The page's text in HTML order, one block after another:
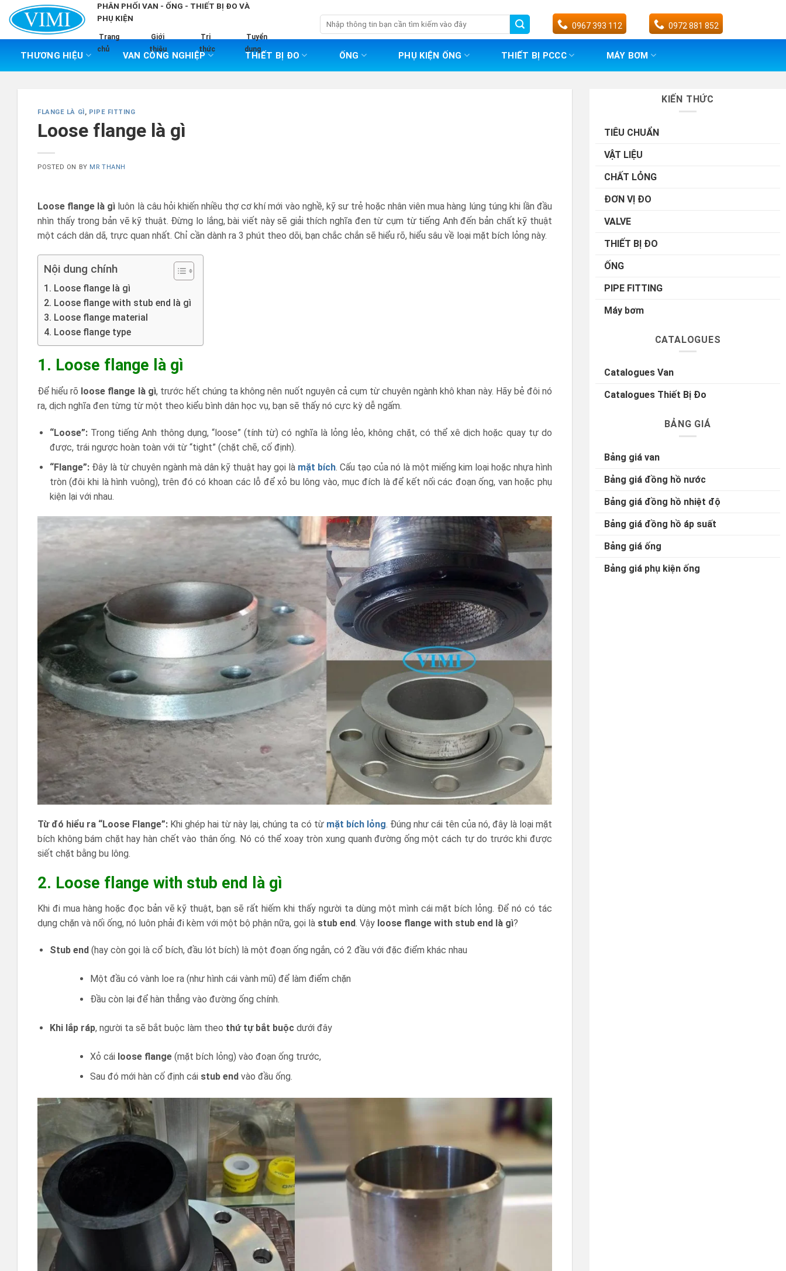
content
PHÂN PHỐI VAN - ỐNG - THIẾT BỊ ĐO VÀ
PHỤ KIỆN
Trang
chủ
Giới
thiệu
Tri
thức
Tuyển
dụng
Tìm
kiếm:
0967 393 112 0972 881 852
THƯƠNG HIỆU VAN CÔNG NGHIỆP THIẾT BỊ ĐO ỐNG PHỤ KIỆN ỐNG THIẾT BỊ PCCC MÁY BƠM
FLANGE LÀ GÌ, PIPE FITTING
Loose flange là gì
POSTED ON BY MR THANH
Loose flange là gì luôn là câu hỏi khiến nhiều thợ cơ khí mới vào nghề, kỹ sư trẻ hoặc nhân viên mua hàng lúng túng khi lần đầu
nhìn thấy trong bản vẽ kỹ thuật. Đừng lo lắng, bài viết này sẽ giải thích nghĩa đen từ cụm từ tiếng Anh đến bản chất kỹ thuật
một cách dân dã, trực quan nhất. Chỉ cần dành ra 3 phút theo dõi, bạn chắc chắn sẽ hiểu rõ, hiểu sâu về loại mặt bích lỏng này.
Nội dung chính
1. Loose flange là gì
2. Loose flange with stub end là gì
3. Loose flange material
4. Loose flange type
1. Loose flange là gì
Để hiểu rõ loose flange là gì, trước hết chúng ta không nên nuốt nguyên cả cụm từ chuyên ngành khô khan này. Hãy bẻ đôi nó
ra, dịch nghĩa đen từng từ một theo kiểu bình dân học vụ, bạn sẽ thấy nó cực kỳ dễ ngấm.
“Loose”:Trong tiếng Anh thông dụng, “loose” (tính từ) có nghĩa là lỏng lẻo, không chặt, có thể xê dịch hoặc quay tự do
được, trái ngược hoàn toàn với từ “tight” (chặt chẽ, cố định).
“Flange”:Đây là từ chuyên ngành mà dân kỹ thuật hay gọi là mặt bích. Cấu tạo của nó là một miếng kim loại hoặc nhựa hình
tròn (đôi khi là hình vuông), trên đó có khoan các lỗ để xỏ bu lông vào, mục đích là để kết nối các đoạn ống, van hoặc phụ
kiện lại với nhau.
Từ đó hiểu ra “Loose Flange”: Khi ghép hai từ này lại, chúng ta có từ mặt bích lỏng. Đúng như cái tên của nó, đây là loại mặt
bích không bám chặt hay hàn chết vào thân ống. Nó có thể xoay tròn xung quanh đường ống một cách tự do trước khi được
siết chặt bằng bu lông.
2. Loose flange with stub end là gì
Khi đi mua hàng hoặc đọc bản vẽ kỹ thuật, bạn sẽ rất hiếm khi thấy người ta dùng một mình cái mặt bích lỏng. Để nó có tác
dụng chặn và nối ống, nó luôn phải đi kèm với một bộ phận nữa, gọi là stub end. Vậy loose flange with stub end là gì?
Stub end(hay còn gọi là cổ bích, đầu lót bích) là một đoạn ống ngắn, có 2 đầu với đặc điểm khác nhau
Một đầu có vành loe ra (như hình cái vành mũ) để làm điểm chặn
Đầu còn lại để hàn thẳng vào đường ống chính.
Khi lắp ráp, người ta sẽ bắt buộc làm theo thứ tự bắt buộc dưới đây
Xỏ cái loose flange(mặt bích lỏng) vào đoạn ống trước,
Sau đó mới hàn cố định cái stub endvào đầu ống.
KIẾN THỨC
TIÊU CHUẨN
VẬT LIỆU
CHẤT LỎNG
ĐƠN VỊ ĐO
VALVE
THIẾT BỊ ĐO
ỐNG
PIPE FITTING
Máy bơm
CATALOGUES
Catalogues Van
Catalogues Thiết Bị Đo
BẢNG GIÁ
Bảng giá van
Bảng giá đồng hồ nước
Bảng giá đồng hồ nhiệt độ
Bảng giá đồng hồ áp suất
Bảng giá ống
Bảng giá phụ kiện ống